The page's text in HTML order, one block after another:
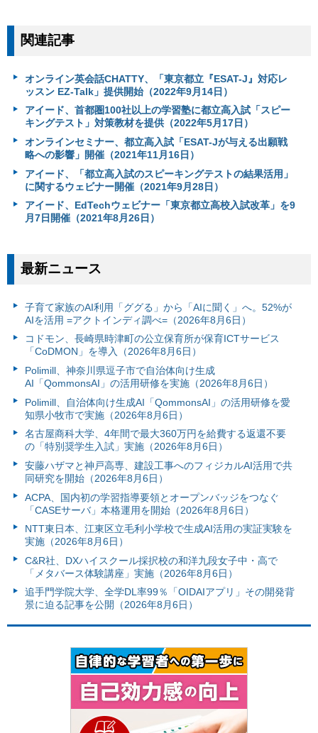
関連記事
オンライン英会話CHATTY、「東京都立『ESAT-J』対応レ
ッスン EZ-Talk」提供開始（2022年9月14日）
アイード、首都圏100社以上の学習塾に都立高入試「スピー
キングテスト」対策教材を提供（2022年5月17日）
オンラインセミナー、都立高入試「ESAT-Jが与える出願戦
略への影響」開催（2021年11月16日）
アイード、「都立高入試のスピーキングテストの結果活用」
に関するウェビナー開催（2021年9月28日）
アイード、EdTechウェビナー「東京都立高校入試改革」を9
月7日開催（2021年8月26日）
最新ニュース
子育て家族のAI利用「ググる」から「AIに聞く」へ。52%が
AIを活用 =アクトインディ調べ=（2026年8月6日）
コドモン、長崎県時津町の公立保育所が保育ICTサービス
「CoDMON」を導入（2026年8月6日）
Polimill、神奈川県逗子市で自治体向け生成
AI「QommonsAI」の活用研修を実施（2026年8月6日）
Polimill、自治体向け生成AI「QommonsAI」の活用研修を愛
知県小牧市で実施（2026年8月6日）
名古屋商科大学、4年間で最大360万円を給費する返還不要
の「特別奨学生入試」実施（2026年8月6日）
安藤ハザマと神戸高専、建設工事へのフィジカルAI活用で共
同研究を開始（2026年8月6日）
ACPA、国内初の学習指導要領とオープンバッジをつなぐ
「CASEサーバ」本格運用を開始（2026年8月6日）
NTT東日本、江東区立毛利小学校で生成AI活用の実証実験を
実施（2026年8月6日）
C&R社、DXハイスクール採択校の和洋九段女子中・高で
「メタバース体験講座」実施（2026年8月6日）
追手門学院大学、全学DL率99％「OIDAIアプリ」その開発背
景に迫る記事を公開（2026年8月6日）